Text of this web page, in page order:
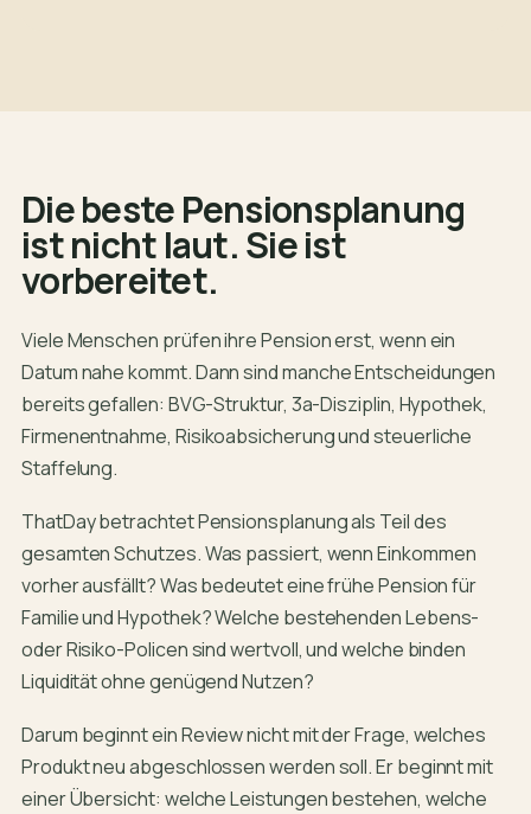
Die beste Pensionsplanung
ist nicht laut. Sie ist
vorbereitet.
Viele Menschen prüfen ihre Pension erst, wenn ein
Datum nahe kommt. Dann sind manche Entscheidungen
bereits gefallen: BVG-Struktur, 3a-Disziplin, Hypothek,
Firmenentnahme, Risikoabsicherung und steuerliche
Staffelung.
ThatDay betrachtet Pensionsplanung als Teil des
gesamten Schutzes. Was passiert, wenn Einkommen
vorher ausfällt? Was bedeutet eine frühe Pension für
Familie und Hypothek? Welche bestehenden Lebens-
oder Risiko-Policen sind wertvoll, und welche binden
Liquidität ohne genügend Nutzen?
Darum beginnt ein Review nicht mit der Frage, welches
Produkt neu abgeschlossen werden soll. Er beginnt mit
einer Übersicht: welche Leistungen bestehen, welche